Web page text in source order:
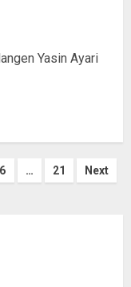
Yasin Ayari
6 … 21 Next